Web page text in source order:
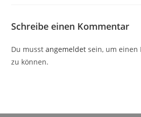
Schreibe einen Kommentar
Du musstangemeldet sein, um einen
zu können.